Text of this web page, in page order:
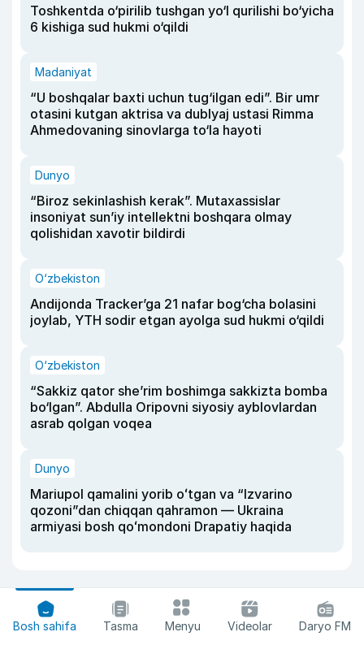
Toshkentda o‘pirilib tushgan yo‘l qurilishi bo‘yicha
6 kishiga sud hukmi o‘qildi
Madaniyat
“U boshqalar baxti uchun tug‘ilgan edi”. Bir umr
otasini kutgan aktrisa va dublyaj ustasi Rimma
Ahmedovaning sinovlarga to‘la hayoti
Dunyo
“Biroz sekinlashish kerak”. Mutaxassislar
insoniyat sun’iy intellektni boshqara olmay
qolishidan xavotir bildirdi
O‘zbekiston
Andijonda Tracker’ga 21 nafar bog‘cha bolasini
joylab, YTH sodir etgan ayolga sud hukmi o‘qildi
O‘zbekiston
“Sakkiz qator she’rim boshimga sakkizta bomba
bo‘lgan”. Abdulla Oripovni siyosiy ayblovlardan
asrab qolgan voqea
Dunyo
Mariupol qamalini yorib oʻtgan va “Izvarino
qozoni”dan chiqqan qahramon — Ukraina
armiyasi bosh qoʻmondoni Drapatiy haqida
Bosh sahifa Tasma Menyu Videolar Daryo FM